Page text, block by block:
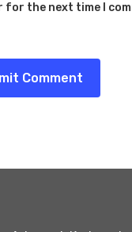
for the next time I